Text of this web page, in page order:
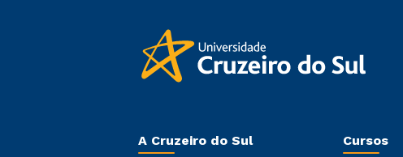
A Cruzeiro do Sul Cursos